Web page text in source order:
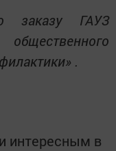
заказу ГАУЗ
.
интересным в